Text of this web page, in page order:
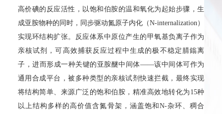
高价碘的反应活性，以饱和伯胺的温和氧化为起始步骤，生
成亚胺物种的同时，同步驱动氮原子内化（N-internalization）
实现环结构扩张。反应体系中原位产生的甲氧基负离子作为
亲核试剂，可高效捕获反应过程中生成的极不稳定腈鎓离
子，进而形成一种关键的亚胺醚中间体——该中间体可作为
通用合成平台，被多种类型的亲核试剂快速拦截，最终实现
将结构简单、来源广泛的饱和伯胺，精准高效地转化为15种
以上结构多样的高价值含氮骨架，涵盖饱和N-杂环、稠合